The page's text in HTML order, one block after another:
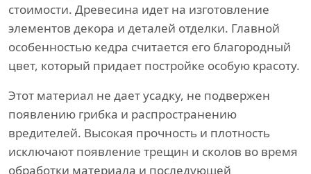
стоимости. Древесина идет на изготовление
элементов декора и деталей отделки. Главной
особенностью кедра считается его благородный
цвет, который придает постройке особую красоту.
Этот материал не дает усадку, не подвержен
появлению грибка и распространению
вредителей. Высокая прочность и плотность
исключают появление трещин и сколов во время
обработки материала и последующей